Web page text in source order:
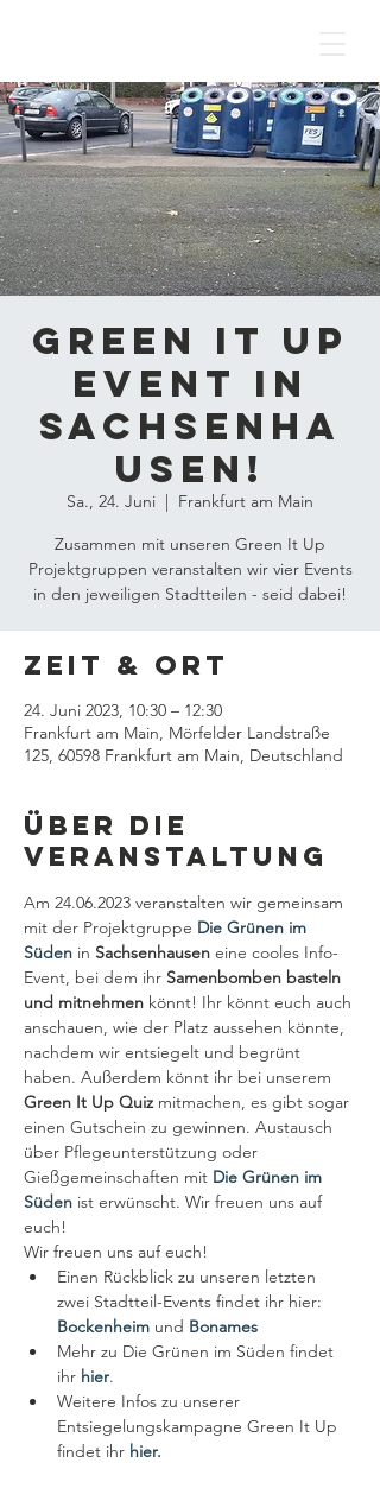
Green It Up
Event in
Sachsenha
usen!
Sa., 24. Juni
  |
Frankfurt am Main
Zusammen mit unseren Green It Up
Projektgruppen veranstalten wir vier Events
in den jeweiligen Stadtteilen - seid dabei!
Zeit & Ort
24. Juni 2023, 10:30 – 12:30
Frankfurt am Main, Mörfelder Landstraße
125, 60598 Frankfurt am Main, Deutschland
Über die
Veranstaltung
Am 24.06.2023 veranstalten wir gemeinsam
mit der Projektgruppe Die Grünen im
Süden in Sachsenhausen eine cooles Info-
Event, bei dem ihr Samenbomben basteln
und mitnehmen könnt! Ihr könnt euch auch
anschauen, wie der Platz aussehen könnte,
nachdem wir entsiegelt und begrünt
haben. Außerdem könnt ihr bei unserem
Green It Up Quiz mitmachen, es gibt sogar
einen Gutschein zu gewinnen. Austausch
über Pflegeunterstützung oder
Gießgemeinschaften mit Die Grünen im
Süden ist erwünscht. Wir freuen uns auf
euch!
Wir freuen uns auf euch!
Einen Rückblick zu unseren letzten
zwei Stadtteil-Events findet ihr hier:
Bockenheim und Bonames
Mehr zu Die Grünen im Süden findet
ihr hier.
Weitere Infos zu unserer
Entsiegelungskampagne Green It Up
findet ihr hier.